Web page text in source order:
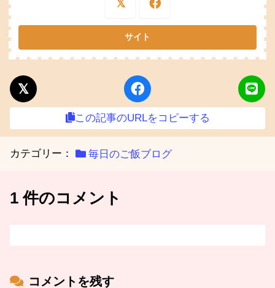
この記事のURLをコピーする
カテゴリー： 毎日のご飯ブログ
1 件のコメント
コメントを残す